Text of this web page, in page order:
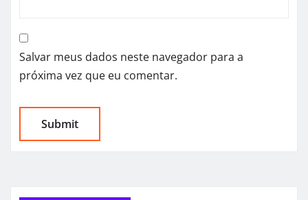
Salvar meus dados neste navegador para a
próxima vez que eu comentar.